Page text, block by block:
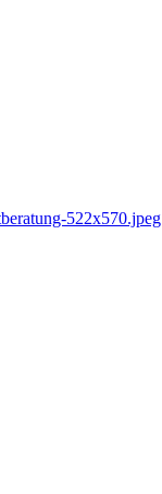
522x570.jpeg